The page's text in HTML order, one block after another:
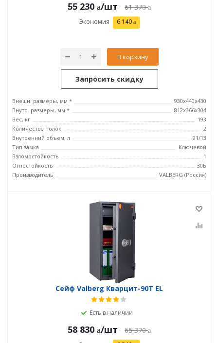
55 230 /шт 61 370
Экономия 6 140
В корзину
Запросить скидку
Внешн. размеры, мм *
930х440х430
Внутр. размеры, мм *
812х366х304
Вес, кг
193
Количество полок
2
Внутренний объем, л
91/13
Тип замка
Ключевой
Взломостойкость
1
Огнестойкость
30Б
Производитель
VALBERG (Россия)
Сейф Valberg Кварцит-90Т EL
Есть в наличии
58 830 /шт 65 370